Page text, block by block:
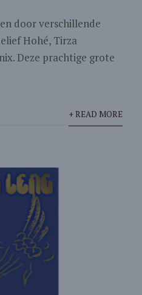
door verschillende
Hohé, Tirza
Deze prachtige grote
+ READ MORE